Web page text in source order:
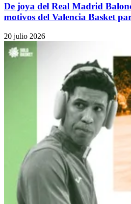
De joya del Real Madrid
motivos del Valencia Basket
20 julio 2026